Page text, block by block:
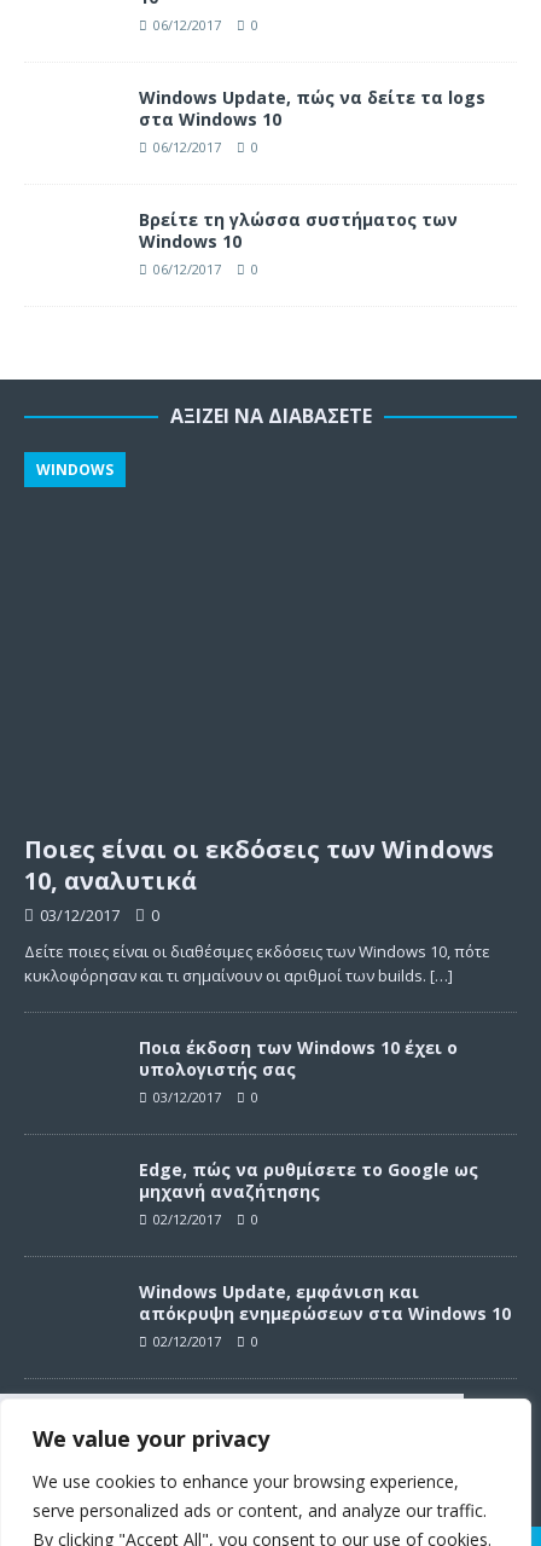
Συνεχίζοντας σε αυτό τον ιστότοπο
αποδέχεστε την χρήση των cookies
σύμφωνα με τους όρους χρήσης.
Όροι χρήσης
We value your privacy
We use cookies to enhance your browsing experience,
serve personalized ads or content, and analyze our traffic.
By clicking "Accept All", you consent to our use of cookies.
06/12/2017 0
Windows Update, πώς να δείτε τα logs
στα Windows 10
06/12/2017 0
Βρείτε τη γλώσσα συστήματος των
Windows 10
06/12/2017 0
ΑΞΊΖΕΙ ΝΑ ΔΙΑΒΆΣΕΤΕ
Ποιες είναι οι εκδόσεις των Windows
10, αναλυτικά
WINDOWS
03/12/2017
0
Δείτε ποιες είναι οι διαθέσιμες εκδόσεις των Windows 10, πότε
κυκλοφόρησαν και τι σημαίνουν οι αριθμοί των builds. […]
Ποια έκδοση των Windows 10 έχει ο
υπολογιστής σας
03/12/2017 0
Edge, πώς να ρυθμίσετε το Google ως
μηχανή αναζήτησης
02/12/2017 0
Windows Update, εμφάνιση και
απόκρυψη ενημερώσεων στα Windows 10
02/12/2017 0
ενημερώσεων στα Windows 10